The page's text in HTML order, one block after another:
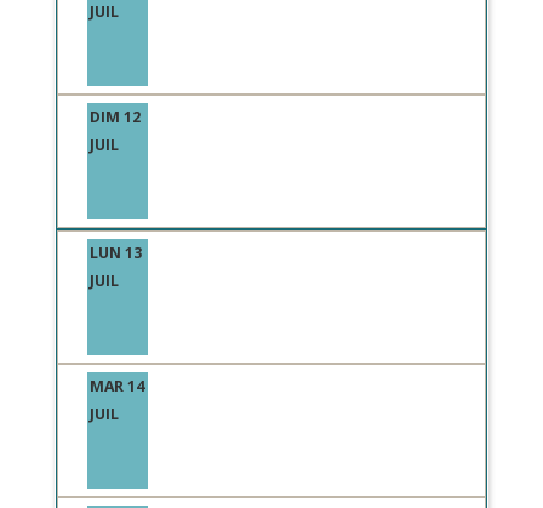
JUIL
DIM 12
JUIL
LUN 13
JUIL
MAR 14
JUIL